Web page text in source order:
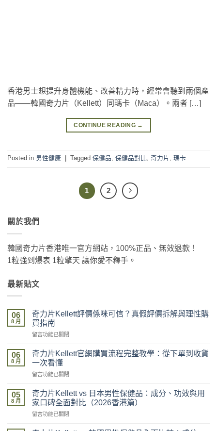
香港男士想提升身體機能、改善精力時，經常會聽到兩個產
品——韓國奇力片（Kellett）同瑪卡（Maca）。兩者 […]
CONTINUE READING →
Posted in 男性健康 | Tagged 保健品 保健品對比 奇力片 瑪卡
1 2
關於我們
韓國奇力片香港唯一官方網站，100%正品、無效退款！
1粒強到爆表 1粒擎天 讓你愛不釋手。
最新貼文
06
8 月
奇力片Kellett評價係咪可信？真假評價拆解與理性購
買指南
在
力
片
Kellett
評
係
咪
可
信？
留言功能已關閉
06
8 月
奇力片Kellett官網購買流程完整教學：從下單到收貨
一次看懂
在
力
片
Kellett
官
留言功能已關閉
05
8 月
奇力片Kellett vs 日本男性保健品：成分、功效與用
家口碑全面對比（2026香港篇）
在
留言功能已關閉